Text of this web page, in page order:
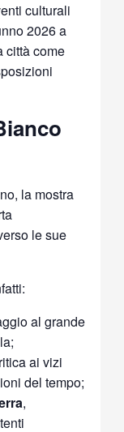
culturali
2026 a
città come
la mostra
le sue
al grande
ai vizi
del tempo;
,